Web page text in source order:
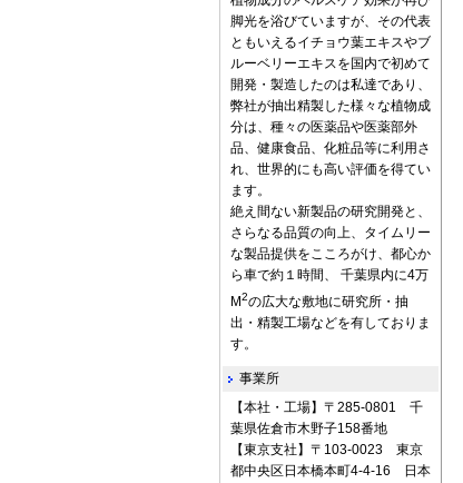
脚光を浴びていますが、その代表
ともいえるイチョウ葉エキスやブ
ルーベリーエキスを国内で初めて
開発・製造したのは私達であり、
弊社が抽出精製した様々な植物成
分は、種々の医薬品や医薬部外
品、健康食品、化粧品等に利用さ
れ、世界的にも高い評価を得てい
ます。
絶え間ない新製品の研究開発と、
さらなる品質の向上、タイムリー
な製品提供をこころがけ、都心か
ら車で約１時間、 千葉県内に4万
M2の広大な敷地に研究所・抽
出・精製工場などを有しておりま
す。
事業所
【本社・工場】〒285-0801 千
葉県佐倉市木野子158番地
【東京支社】〒103-0023 東京
都中央区日本橋本町4-4-16 日本